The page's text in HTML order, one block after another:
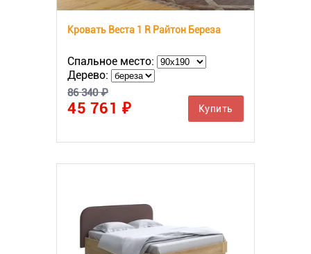
Кровать Веста 1 R Райтон Береза
Спальное место:
Дерево:
86 340 ₽
45 761 ₽ Купить